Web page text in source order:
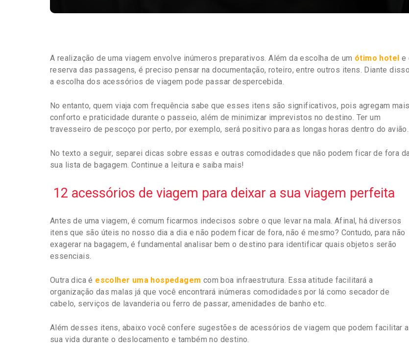
A realização de uma viagem envolve inúmeros preparativos. Além da escolha de um ótimo hotel e
reserva das passagens, é preciso pensar na documentação, roteiro, entre outros itens. Diante
a escolha dos acessórios de viagem pode passar despercebida.
No entanto, quem viaja com frequência sabe que esses itens são significativos, pois agregam mais
conforto e praticidade durante o passeio, além de minimizar imprevistos no destino. Ter um
travesseiro de pescoço por perto, por exemplo, será positivo para as longas horas dentro do avião.
No texto a seguir, separei dicas sobre essas e outras comodidades que não podem ficar de fora
sua lista de bagagem. Continue a leitura e saiba mais!
12 acessórios de viagem para deixar a sua viagem perfeita
Antes de uma viagem, é comum ficarmos indecisos sobre o que levar na mala. Afinal, há diversos
itens que são úteis no nosso dia a dia e não podem ficar de fora, não é mesmo? Contudo, para não
exagerar na bagagem, é fundamental analisar bem o destino para identificar quais objetos serão
essenciais.
Outra dica é escolher uma hospedagem com boa infraestrutura. Essa atitude facilitará a
organização das malas já que você encontrará inúmeras comodidades por lá como secador de
cabelo, serviços de lavanderia ou ferro de passar, amenidades de banho etc.
Além desses itens, abaixo você confere sugestões de acessórios de viagem que podem facilitar a
sua vida durante o deslocamento e também no destino.